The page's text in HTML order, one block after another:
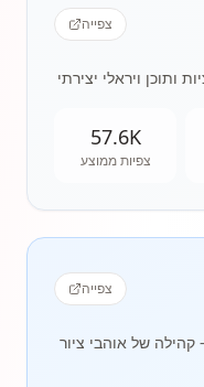
צפייה
57.6K
צפיות ממוצע
צפייה
קהילה של אוהבי ציור